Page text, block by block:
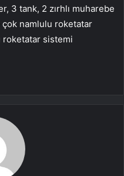
3 tank, 2 zırhlı muharebe
çok namlulu roketatar
roketatar sistemi